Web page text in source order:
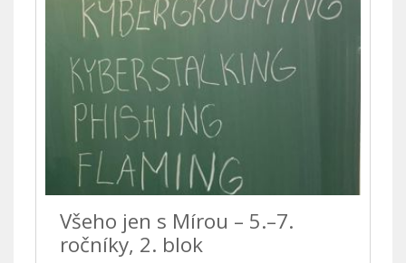
Všeho jen s Mírou – 5.–7.
ročníky, 2. blok